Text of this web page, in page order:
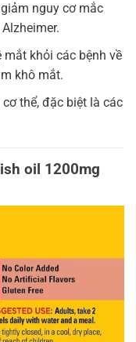
nguy cơ mắc
mắt khỏi các bệnh về
khô mắt.
thể, đặc biệt là các
oil 1200mg